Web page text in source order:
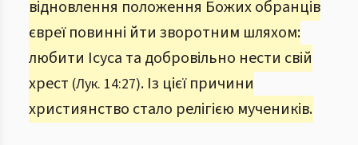
відновлення положення Божих обранців
євреї повинні йти зворотним шляхом:
любити Ісуса та добровільно нести свій
хрест (Лук. 14:27). Із цієї причини
християнство стало релігією мучеників.